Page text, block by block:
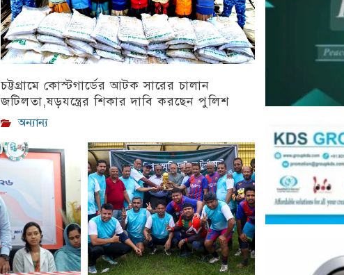
চট্টগ্রামে কোস্টগার্ডের আটক সারের চালান
জটিলতা,ষড়যন্ত্রের শিকার দাবি করছেন পুলিশ
অন্যান্য